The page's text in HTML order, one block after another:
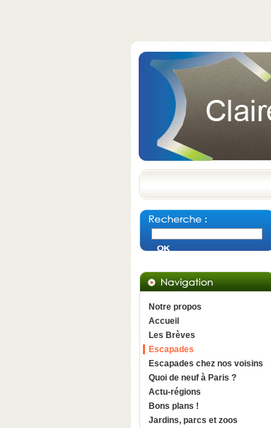
Notre propos
Accueil
Les Brèves
Escapades
Escapades chez nos voisins
Quoi de neuf à Paris ?
Actu-régions
Bons plans !
Jardins, parcs et zoos